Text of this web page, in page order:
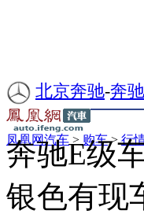
北京奔驰-奔
凤凰网汽车 > 购车>行
奔驰E级
银色有现